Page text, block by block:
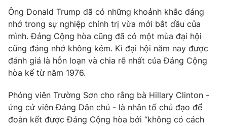
VTV Sức khoẻ Bất động sản
Thị trường 24h Tấm lòng Việt
VTV4 Vươn mình bằng AI
VTV9 VTV8
Ông Donald Trump đã có những khoảnh khắc đáng
nhớ trong sự nghiệp chính trị vừa mới bắt đầu của
mình. Đảng Cộng hòa cũng đã có một mùa đại hội
cũng đáng nhớ không kém. Kì đại hội năm nay được
đánh giá là hỗn loạn và chia rẽ nhất của Đảng Cộng
hòa kể từ năm 1976.
Phóng viên Trường Sơn cho rằng bà Hillary Clinton -
ứng cử viên Đảng Dân chủ - là nhân tố chủ đạo để
đoàn kết được Đảng Cộng hòa bởi “không có cách